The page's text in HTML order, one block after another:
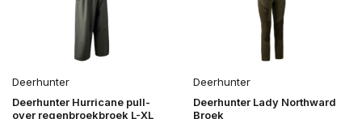
Deerhunter
Deerhunter Hurricane pull-
over regenbroekbroek L-XL
Deerhunter
Deerhunter Lady Northward
Broek